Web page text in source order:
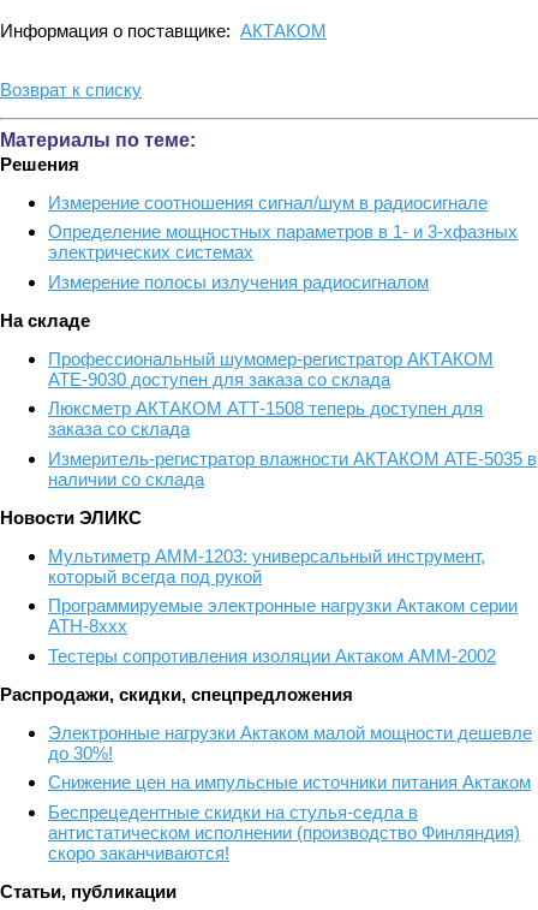
Информация о поставщике: АКТАКОМ
Возврат к списку
Материалы по теме:
Решения
Измерение соотношения сигнал/шум в радиосигнале
Определение мощностных параметров в 1- и 3-хфазных
электрических системах
Измерение полосы излучения радиосигналом
На складе
Профессиональный шумомер-регистратор АКТАКОМ
АТЕ-9030 доступен для заказа со склада
Люксметр АКТАКОМ АТТ-1508 теперь доступен для
заказа со склада
Измеритель-регистратор влажности АКТАКОМ АТЕ-5035 в
наличии со склада
Новости ЭЛИКС
Мультиметр АММ-1203: универсальный инструмент,
который всегда под рукой
Программируемые электронные нагрузки Актаком серии
АТН-8ххх
Тестеры сопротивления изоляции Актаком АММ-2002
Распродажи, скидки, спецпредложения
Электронные нагрузки Актаком малой мощности дешевле
до 30%!
Снижение цен на импульсные источники питания Актаком
Беспрецедентные скидки на стулья-седла в
антистатическом исполнении (производство Финляндия)
скоро заканчиваются!
Статьи, публикации